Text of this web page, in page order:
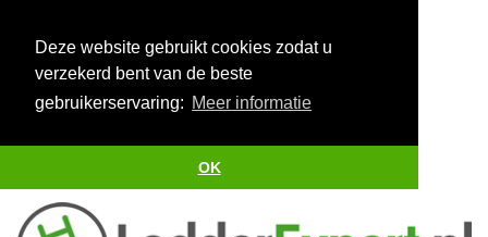
Deze website gebruikt cookies zodat u
verzekerd bent van de beste
gebruikerservaring: Meer informatie
OK